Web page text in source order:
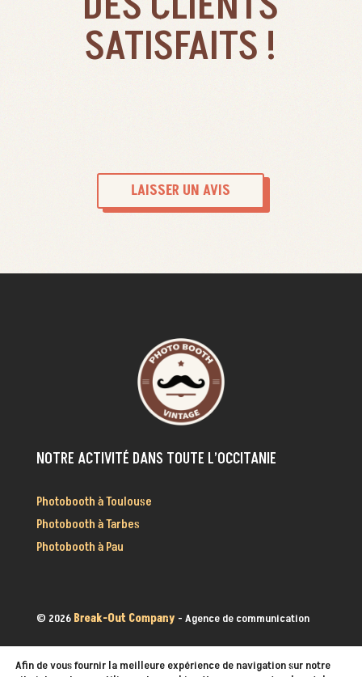
SATISFAITS !
LAISSER UN AVIS
NOTRE ACTIVITÉ DANS TOUTE L’OCCITANIE
Photobooth à Toulouse
Photobooth à Tarbes
Photobooth à Pau
© 2026 Break-Out Company - Agence de communication
Mentions Légales|Politique de confidentialité
Afin de vous fournir la meilleure expérience de navigation sur notre